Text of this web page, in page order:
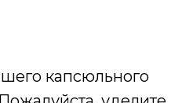
капсюльного